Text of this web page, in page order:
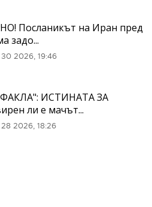
Посланикът на Иран пред
задо...
2026, 19:46
ИСТИНАТА ЗА
ли е мачът...
2026, 18:26